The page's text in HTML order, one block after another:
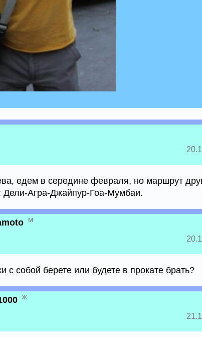
едем в середине февраля, но маршрут
Дели-Агра-Джайпур-Гоа-Мумбаи.
м
собой берете или будете в прокате брать?
ж